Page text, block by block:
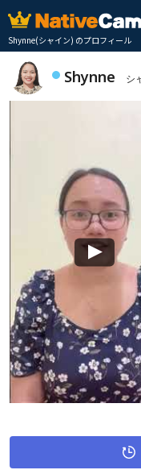
Shynne(シャイン) のプロフィール
Shynne シ